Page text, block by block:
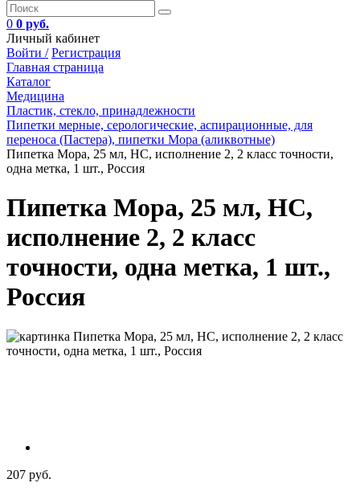
0 0 руб.
Личный кабинет
Войти / Регистрация
Главная страница
Каталог
Медицина
Пластик, стекло, принадлежности
Пипетки мерные, серологические, аспирационные, для
переноса (Пастера), пипетки Мора (аликвотные)
Пипетка Мора, 25 мл, НС, исполнение 2, 2 класс точности,
одна метка, 1 шт., Россия
Пипетка Мора, 25 мл, НС,
исполнение 2, 2 класс
точности, одна метка, 1 шт.,
Россия
207 руб.